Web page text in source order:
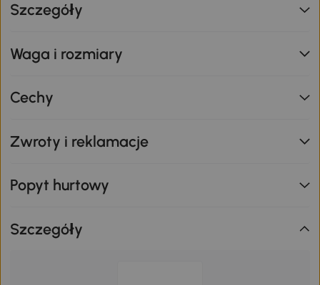
Szczegóły
Waga i rozmiary
Cechy
Zwroty i reklamacje
Popyt hurtowy
Szczegóły